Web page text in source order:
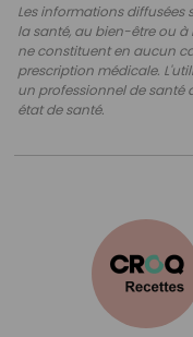
Les informations diffusées
la santé, au bien-être ou
ne constituent en aucun
prescription médicale.
un professionnel de santé
état de santé.